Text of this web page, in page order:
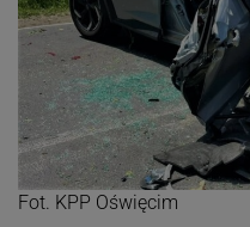
Fot. KPP Oświęcim